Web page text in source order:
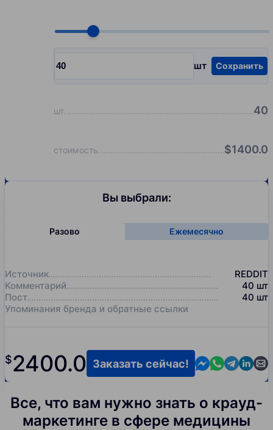
Choose quantity, pcs
шт
Input quantity, pcs Сохранить
шт 40
стоимость $1400.0
Вы выбрали:
Разово Ежемесячно
Источник
REDDIT
Комментарий
40 шт
Пост
40 шт
Упоминания бренда и обратные ссылки
$2400.0 Contact us in
Contact us
Contact
Заказать сейчас!
Все, что вам нужно знать о крауд-
маркетинге в сфере медицины